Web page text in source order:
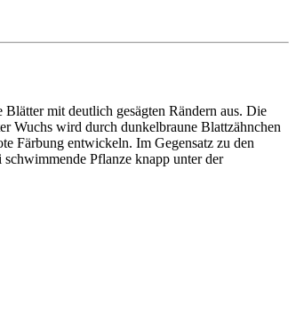
mit deutlich gesägten Rändern aus. Die
Wuchs wird durch dunkelbraune Blattzähnchen
Färbung entwickeln. Im Gegensatz zu den
Pflanze knapp unter der